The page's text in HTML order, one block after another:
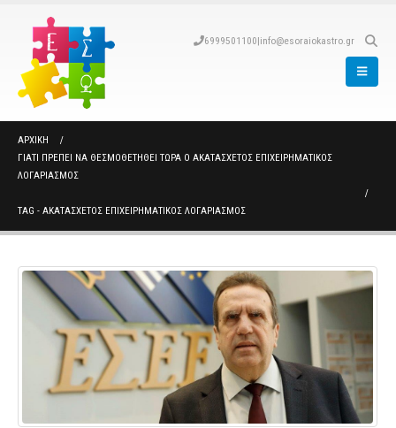
6999501100|info@esoraiokastro.gr
ΑΡΧΙΚΉ
ΓΙΑΤΊ ΠΡΈΠΕΙ ΝΑ ΘΕΣΜΟΘΕΤΗΘΕΊ ΤΏΡΑ Ο ΑΚΑΤΆΣΧΕΤΟΣ ΕΠΙΧΕΙΡΗΜΑΤΙΚΌΣ
ΛΟΓΑΡΙΑΣΜΌΣ
TAG - ΑΚΑΤΑΣΧΕΤΟΣ ΕΠΙΧΕΙΡΗΜΑΤΙΚΟΣ ΛΟΓΑΡΙΑΣΜΟΣ